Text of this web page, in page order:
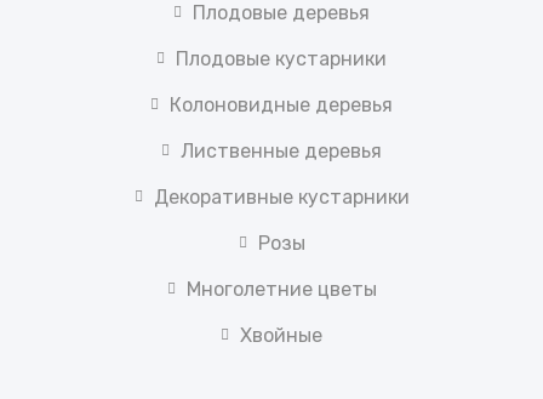
Плодовые деревья
Плодовые кустарники
Колоновидные деревья
Лиственные деревья
Декоративные кустарники
Розы
Многолетние цветы
Хвойные